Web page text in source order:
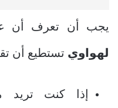
يجب أن تعرف أن
لهواوي تستطيع أن
إذا كنت تريد